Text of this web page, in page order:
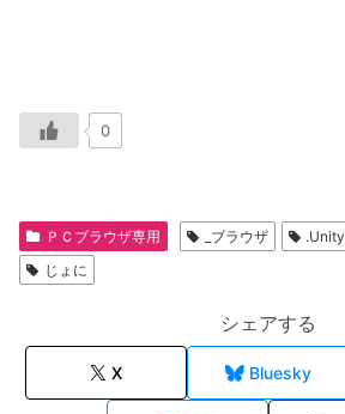
0
ＰＣブラウザ専用 _ブラウザ .Unity
じょに
シェアする
X Bluesky